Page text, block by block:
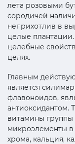
лета розовыми
сородичей
неприхотлив в
целые
целебные
целях.
Главным
является
флавоноидов,
антиоксидантом.
витамины
микроэлементы в
хрома, кальция,